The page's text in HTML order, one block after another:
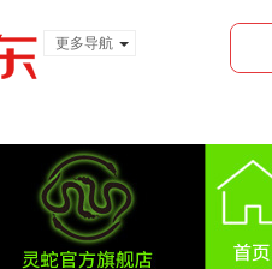
更多导航